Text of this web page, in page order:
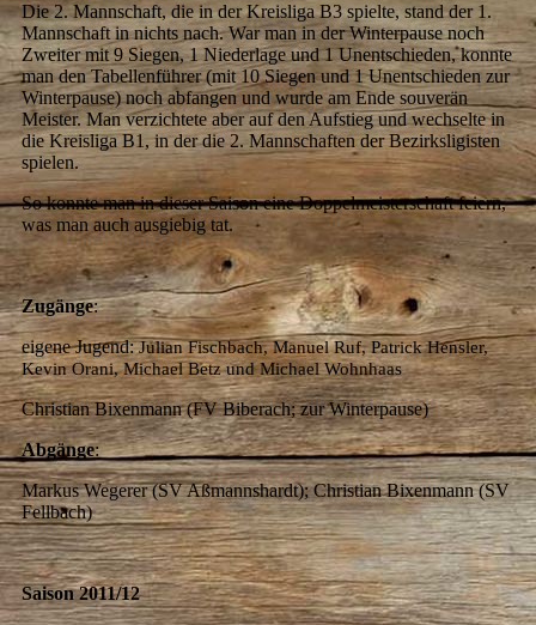
Die 2. Mannschaft, die in der Kreisliga B3 spielte, stand der 1.
Mannschaft in nichts nach. War man in der Winterpause noch
Zweiter mit 9 Siegen, 1 Niederlage und 1 Unentschieden, konnte
man den Tabellenführer (mit 10 Siegen und 1 Unentschieden zur
Winterpause) noch abfangen und wurde am Ende souverän
Meister. Man verzichtete aber auf den Aufstieg und wechselte in
die Kreisliga B1, in der die 2. Mannschaften der Bezirksligisten
spielen.
So konnte man in dieser Saison eine Doppelmeisterschaft feiern,
was man auch ausgiebig tat.
Zugänge:
eigene Jugend:Julian Fischbach, Manuel Ruf, Patrick Hensler,
Kevin Orani, Michael Betz und Michael Wohnhaas
Christian Bixenmann (FV Biberach; zur Winterpause)
Abgänge:
Markus Wegerer (SV Aßmannshardt); Christian Bixenmann (SV
Fellbach)
Saison 2011/12